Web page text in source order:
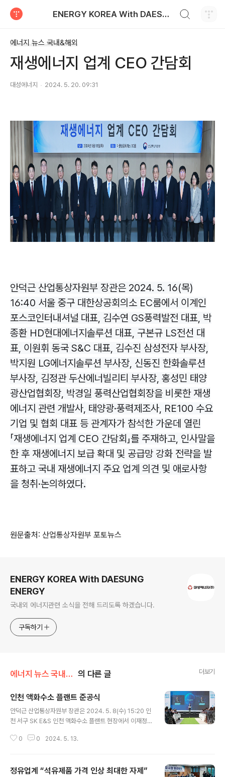
ENERGY KOREA With DAESUNG ENERGY
에너지 뉴스 국내&해외
재생에너지 업계 CEO 간담회
대성에너지 2024. 5. 20. 09:31
안덕근 산업통상자원부 장관은 2024. 5. 16(목)
16:40 서울 중구 대한상공회의소 EC룸에서 이계인
포스코인터내셔널 대표, 김수연 GS풍력발전 대표, 박
종환 HD현대에너지솔루션 대표, 구본규 LS전선 대
표, 이원휘 동국 S&C 대표, 김수진 삼성전자 부사장,
박지원 LG에너지솔루션 부사장, 신동진 한화솔루션
부사장, 김정관 두산에너빌리티 부사장, 홍성민 태양
광산업협회장, 박경일 풍력산업협회장을 비롯한 재생
에너지 관련 개발사, 태양광·풍력제조사, RE100 수요
기업 및 협회 대표 등 관계자가 참석한 가운데 열린
「재생에너지 업계 CEO 간담회」를 주재하고, 인사말을
한 후 재생에너지 보급 확대 및 공급망 강화 전략을 발
표하고 국내 재생에너지 주요 업계 의견 및 애로사항
을 청취·논의하였다.
원문출처: 산업통상자원부 포토뉴스
ENERGY KOREA With DAESUNG
ENERGY
국내외 에너지관련 소식을 전해 드리도록 하겠습니다.
구독하기
에너지 뉴스 국내&해외 의 다른 글 더보기
인천 액화수소 플랜트 준공식
안덕근 산업통상자원부 장관은 2024. 5. 8(수) 15:20 인
천 서구 SK E&S 인천 액화수소 플랜트 현장에서 이재정
천시장, 장용호 SK㈜ 대표, 추형욱 SK E&S 대표, 강석훈
소 생산시설인 「인천 액화수소 플랜트 준공식」에 참석하여,
0 0 2024. 5. 13.
정유업계 “석유제품 가격 인상 최대한 자제”